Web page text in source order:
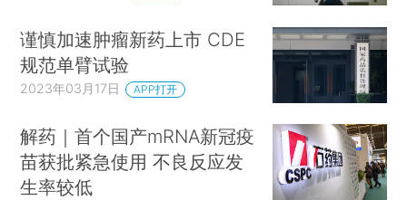
谨慎加速肿瘤新药上市 CDE
规范单臂试验
2023年03月17日 APP打开
解药｜首个国产mRNA新冠疫
苗获批紧急使用 不良反应发
生率较低